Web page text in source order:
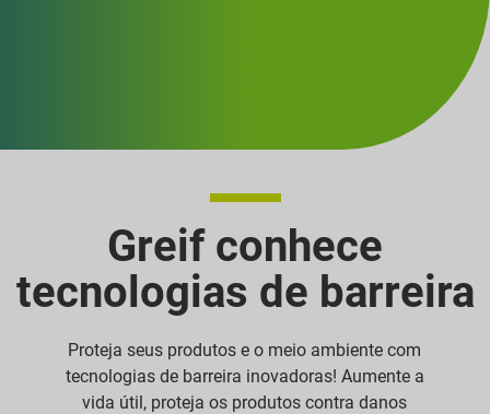
Greif conhece
tecnologias de barreira
Proteja seus produtos e o meio ambiente com
tecnologias de barreira inovadoras! Aumente a
vida útil, proteja os produtos contra danos